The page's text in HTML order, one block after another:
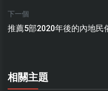
下一個
推薦5部2020年後的內地民
相關主題